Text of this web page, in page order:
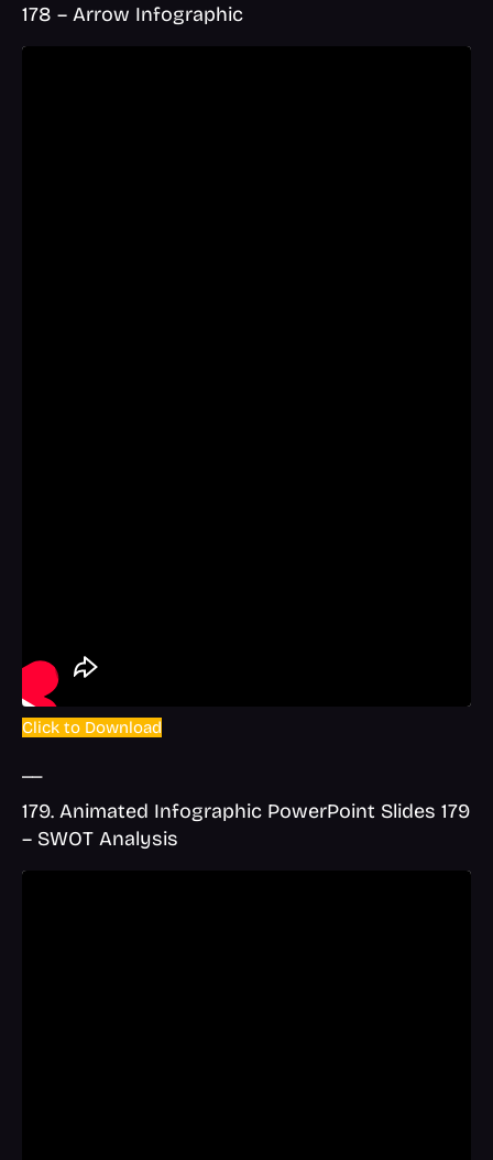
178 – Arrow Infographic
Click to Download
179. Animated Infographic PowerPoint Slides 179
– SWOT Analysis